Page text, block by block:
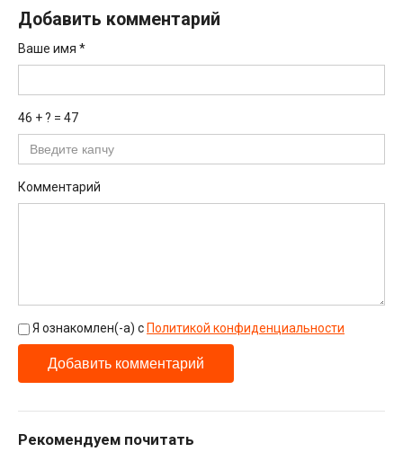
Добавить комментарий
Ваше имя *
46 + ? = 47
Комментарий
Я ознакомлен(-а) с Политикой конфиденциальности
Рекомендуем почитать